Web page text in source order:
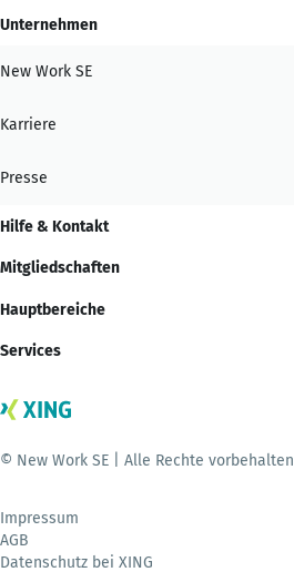
Unternehmen
New Work SE
Karriere
Presse
Hilfe & Kontakt
Mitgliedschaften
Hauptbereiche
Services
© New Work SE | Alle Rechte vorbehalten
Impressum
AGB
Datenschutz bei XING